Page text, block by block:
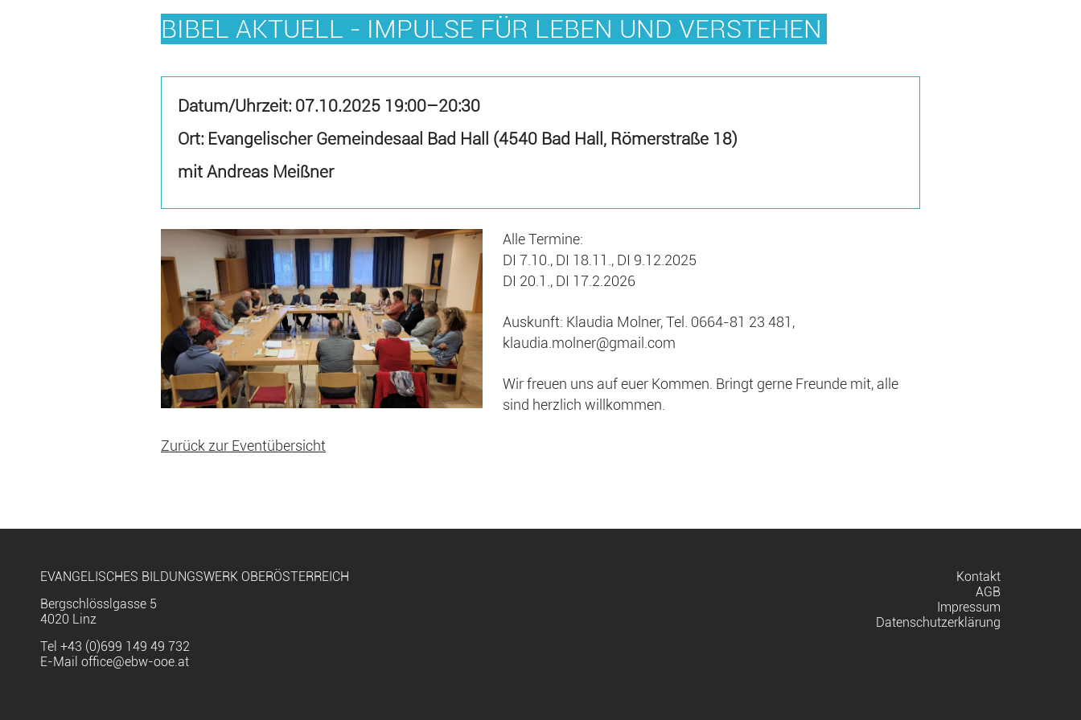
BIBEL AKTUELL - IMPULSE FÜR LEBEN UND VERSTEHEN
Datum/Uhrzeit: 07.10.2025 19:00–20:30
Ort: Evangelischer Gemeindesaal Bad Hall (4540 Bad Hall, Römerstraße 18)
mit Andreas Meißner
Alle Termine:
DI 7.10., DI 18.11., DI 9.12.2025
DI 20.1., DI 17.2.2026
Auskunft: Klaudia Molner, Tel. 0664-81 23 481,
klaudia.molner@gmail.com
Wir freuen uns auf euer Kommen. Bringt gerne Freunde mit, alle
sind herzlich willkommen.
Zurück zur Eventübersicht
EVANGELISCHES BILDUNGSWERK OBERÖSTERREICH
Bergschlösslgasse 5
4020 Linz
Tel +43 (0)699 149 49 732
E-Mail office@ebw-ooe.at
Navigation
überspringen
Kontakt
AGB
Impressum
Datenschutzerklärung